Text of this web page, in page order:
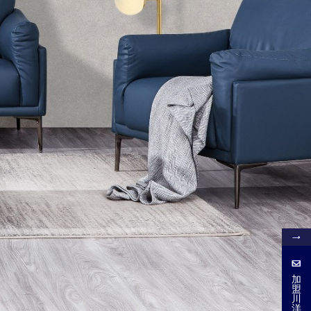
加
盟
川
洋
加
盟
川